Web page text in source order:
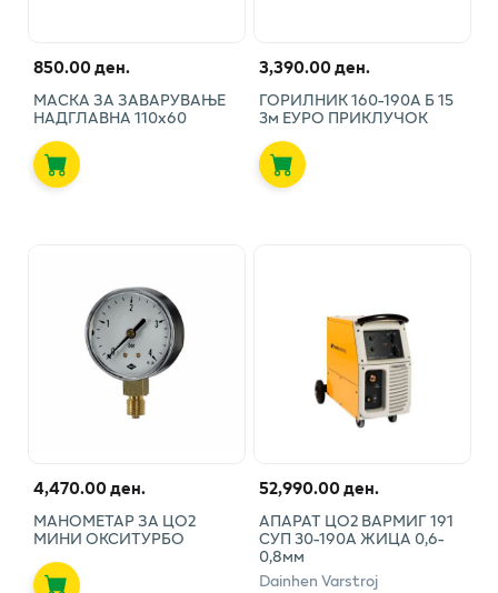
850.00 ден.
МАСКА ЗА ЗАВАРУВАЊЕ
НАДГЛАВНА 110х60
3,390.00 ден.
ГОРИЛНИК 160-190А Б 15
3м ЕУРО ПРИКЛУЧОК
4,470.00 ден.
МАНОМЕТАР ЗА ЦО2
МИНИ ОКСИТУРБО
52,990.00 ден.
АПАРАТ ЦО2 ВАРМИГ 191
СУП 30-190А ЖИЦА 0,6-
0,8мм
Dainhen Varstroj